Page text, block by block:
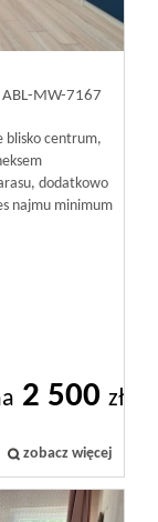
ABL-MW-7167
blisko centrum,
dodatkowo
najmu minimum
2 500 zł
zobacz więcej